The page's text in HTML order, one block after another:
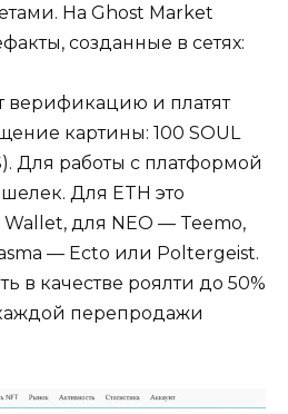
На Ghost Market
созданные в сетях:
верификацию и платят
картины: 100 SOUL
Для работы с платформой
Для ETH это
для NEO — Teemo,
— Ecto или Poltergeist.
в качестве роялти до 50%
перепродажи